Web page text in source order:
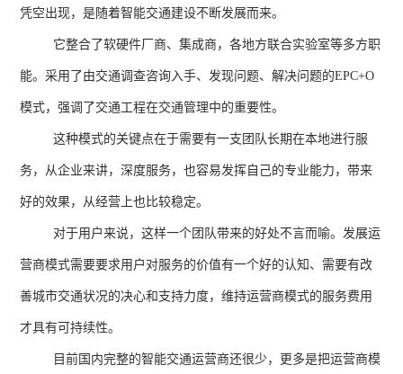
凭空出现，是随着智能交通建设不断发展而来。
它整合了软硬件厂商、集成商，各地方联合实验室等多方职
能。采用了由交通调查咨询入手、发现问题、解决问题的EPC+O
模式，强调了交通工程在交通管理中的重要性。
这种模式的关键点在于需要有一支团队长期在本地进行服
务，从企业来讲，深度服务，也容易发挥自己的专业能力，带来
好的效果，从经营上也比较稳定。
对于用户来说，这样一个团队带来的好处不言而喻。发展运
营商模式需要要求用户对服务的价值有一个好的认知、需要有改
善城市交通状况的决心和支持力度，维持运营商模式的服务费用
才具有可持续性。
目前国内完整的智能交通运营商还很少，更多是把运营商模